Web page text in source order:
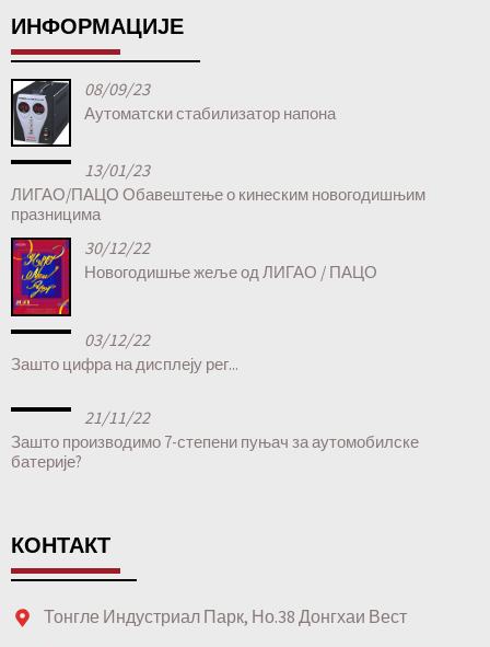
ИНФОРМАЦИЈЕ
08/09/23
Аутоматски стабилизатор напона
13/01/23
ЛИГАО/ПАЦО Обавештење о кинеским новогодишњим
празницима
30/12/22
Новогодишње жеље од ЛИГАО / ПАЦО
03/12/22
Зашто цифра на дисплеју рег...
21/11/22
Зашто производимо 7-степени пуњач за аутомобилске
батерије?
КОНТАКТ
Тонгле Индустриал Парк, Но.38 Донгхаи Вест